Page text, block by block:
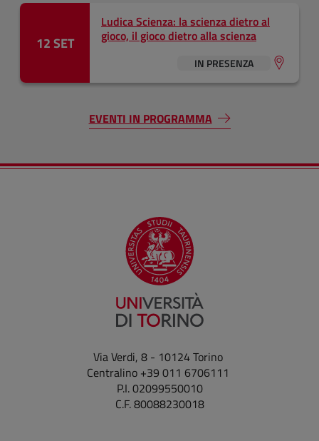
12 SET
Ludica Scienza: la scienza dietro al
gioco, il gioco dietro alla scienza
IN PRESENZA
EVENTI IN PROGRAMMA
Via Verdi, 8 - 10124 Torino
Centralino +39 011 6706111
P.I. 02099550010
C.F. 80088230018